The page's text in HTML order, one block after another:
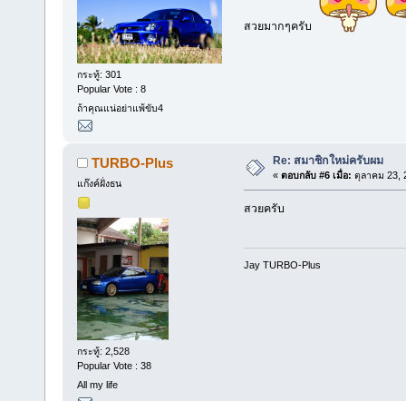
กระทู้: 301
Popular Vote : 8
ถ้าคุณแน่อย่าแพ้ขับ4
สวยมากๆครับ
TURBO-Plus
แก๊งค์ฝั่งธน
กระทู้: 2,528
Popular Vote : 38
All my life
Re: สมาชิกใหม่ครับผม
« ตอบกลับ #6 เมื่อ: ตุลาคม 23,
สวยครับ
Jay TURBO-Plus